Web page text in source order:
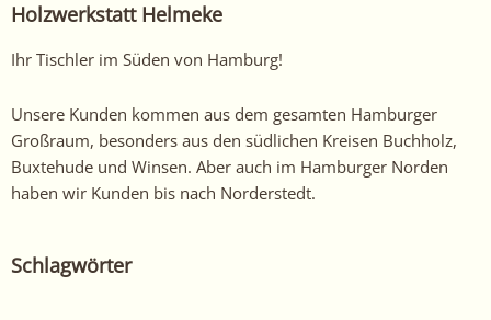
arbeiten
an!
Holzwerkstatt Helmeke
Ihr Tischler im Süden von Hamburg!
Unsere Kunden kommen aus dem gesamten Hamburger
Großraum, besonders aus den südlichen Kreisen Buchholz,
Buxtehude und Winsen. Aber auch im Hamburger Norden
haben wir Kunden bis nach Norderstedt.
Schlagwörter